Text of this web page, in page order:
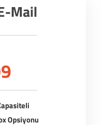
Mail
Opsiyonu